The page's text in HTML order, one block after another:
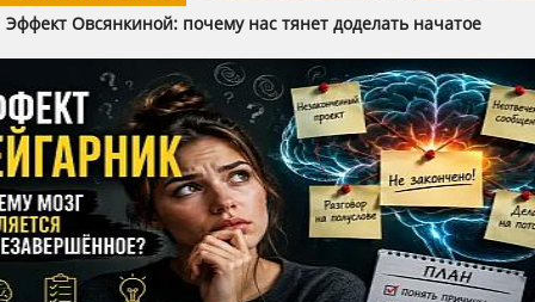
Эффект Овсянкиной: почему нас тянет доделать начатое